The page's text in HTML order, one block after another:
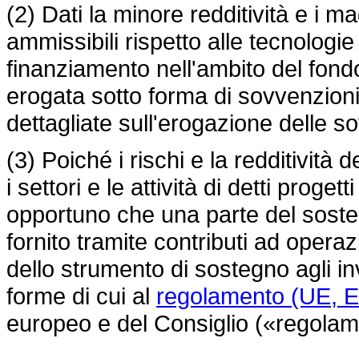
(2) Dati la minore redditività e i
ammissibili rispetto alle
finanziamento nell'ambito del
erogata sotto forma di
dettagliate sull'erogazione delle
(3) Poiché i rischi e la redditività
i settori e le attività di detti
opportuno che una parte del
fornito tramite contributi ad
dello strumento di sostegno agli
forme di cui al regolamento (UE,
europeo e del Consiglio